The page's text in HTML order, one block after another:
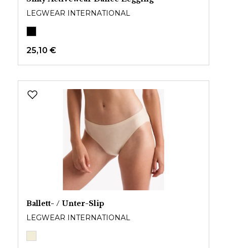
LEGWEAR INTERNATIONAL
25,10 €
Ballett- / Unter-Slip
LEGWEAR INTERNATIONAL